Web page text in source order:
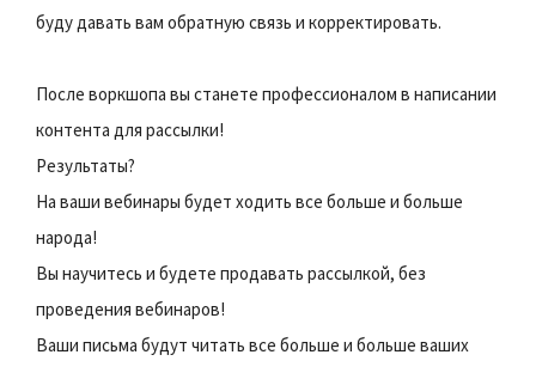
буду давать вам обратную связь и корректировать.
После воркшопа вы станете профессионалом в написании
контента для рассылки!
Результаты?
На ваши вебинары будет ходить все больше и больше
народа!
Вы научитесь и будете продавать рассылкой, без
проведения вебинаров!
Ваши письма будут читать все больше и больше ваших